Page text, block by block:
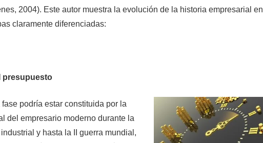
2004). Este autor muestra la evolución de la historia empresarial en
claramente diferenciadas:
presupuesto
fase podría estar constituida por la
del empresario moderno durante la
y hasta la II guerra mundial,